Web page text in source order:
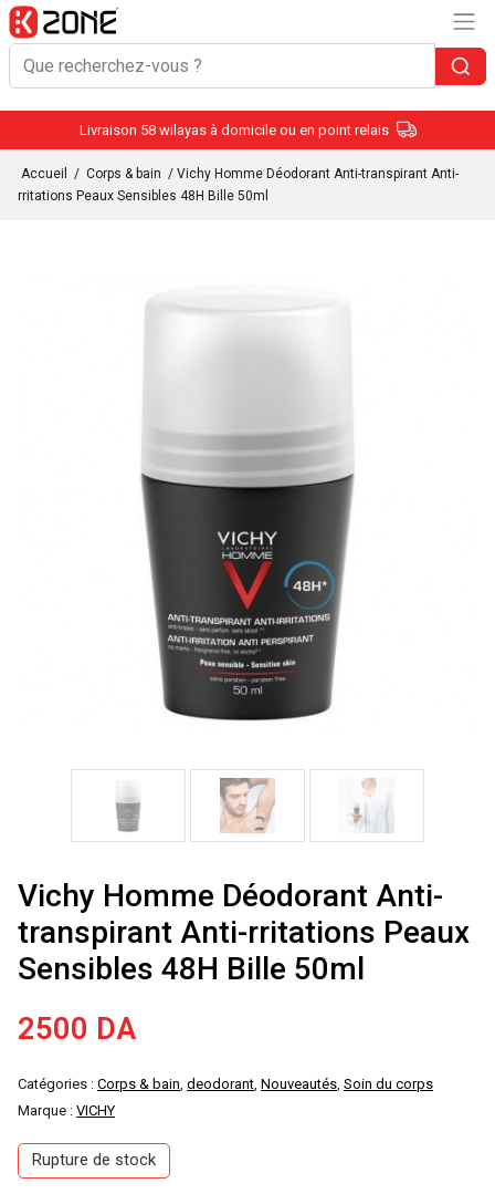
Livraison 58 wilayas à domicile ou en point relais
Accueil / Corps & bain / Vichy Homme Déodorant Anti-transpirant Anti-
rritations Peaux Sensibles 48H Bille 50ml
Vichy Homme Déodorant Anti-
transpirant Anti-rritations Peaux
Sensibles 48H Bille 50ml
2500 DA
Catégories : Corps & bain, deodorant, Nouveautés, Soin du corps
Marque : VICHY
Rupture de stock